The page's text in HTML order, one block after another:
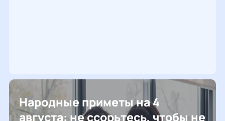
Народные приметы на 4
августа: не ссорьтесь, чтобы не